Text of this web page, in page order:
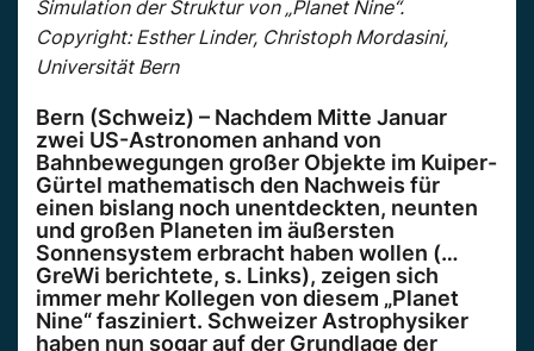
Simulation der Struktur von „Planet Nine“.
Copyright: Esther Linder, Christoph Mordasini,
Universität Bern
Bern (Schweiz) – Nachdem Mitte Januar
zwei US-Astronomen anhand von
Bahnbewegungen großer Objekte im Kuiper-
Gürtel mathematisch den Nachweis für
einen bislang noch unentdeckten, neunten
und großen Planeten im äußersten
Sonnensystem erbracht haben wollen (…
GreWi berichtete, s. Links), zeigen sich
immer mehr Kollegen von diesem „Planet
Nine“ fasziniert. Schweizer Astrophysiker
haben nun sogar auf der Grundlage der